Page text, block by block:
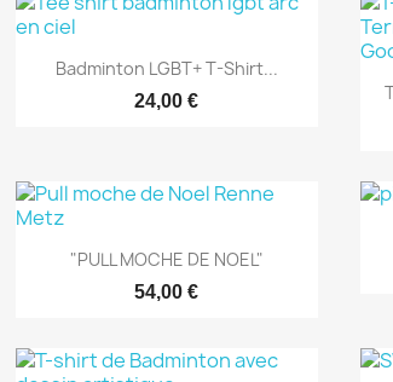
Aperçu rapide
Badminton LGBT+ T-Shirt...
24,00 €
 Aperçu rapide
"PULL MOCHE DE NOEL"
54,00 €